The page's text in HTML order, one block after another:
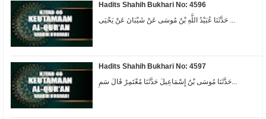
Hadits Shahih Bukhari No: 4596
حَدَّثَنَا عُبَيْدُ اللَّهِ بْنُ مُوسَى عَنْ شَيْبَانَ عَنْ يَحْيَى ...
Hadits Shahih Bukhari No: 4597
حَدَّثَنَا مُوسَى بْنُ إِسْمَاعِيلَ حَدَّثَنَا مُعْتَمِرٌ قَالَ سَمِ...